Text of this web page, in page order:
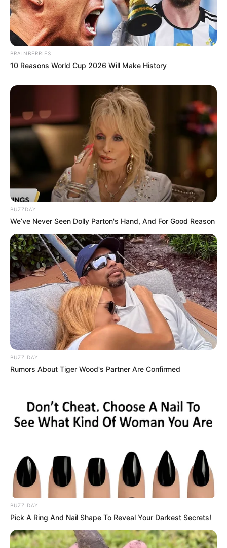
BRAINBERRIES
10 Reasons World Cup 2026 Will Make History
BUZZDAY
We’ve Never Seen Dolly Parton's Hand, And For Good Reason
BUZZ DAY
Rumors About Tiger Wood's Partner Are Confirmed
BUZZ DAY
Pick A Ring And Nail Shape To Reveal Your Darkest Secrets!